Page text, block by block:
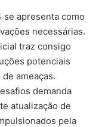
se apresenta como
necessárias.
traz consigo
potenciais
ameaças.
demanda
atualização de
pela